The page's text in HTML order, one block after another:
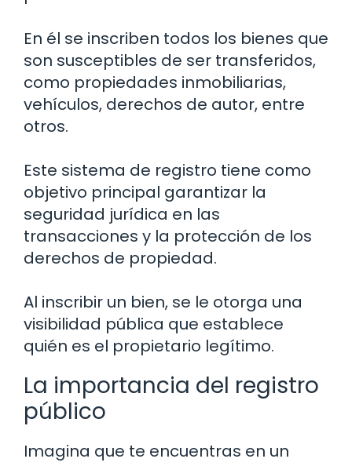
En él se inscriben todos los bienes que
son susceptibles de ser transferidos,
como propiedades inmobiliarias,
vehículos, derechos de autor, entre
otros.
Este sistema de registro tiene como
objetivo principal garantizar la
seguridad jurídica en las
transacciones y la protección de los
derechos de propiedad.
Al inscribir un bien, se le otorga una
visibilidad pública que establece
quién es el propietario legítimo.
La importancia del registro
público
Imagina que te encuentras en un